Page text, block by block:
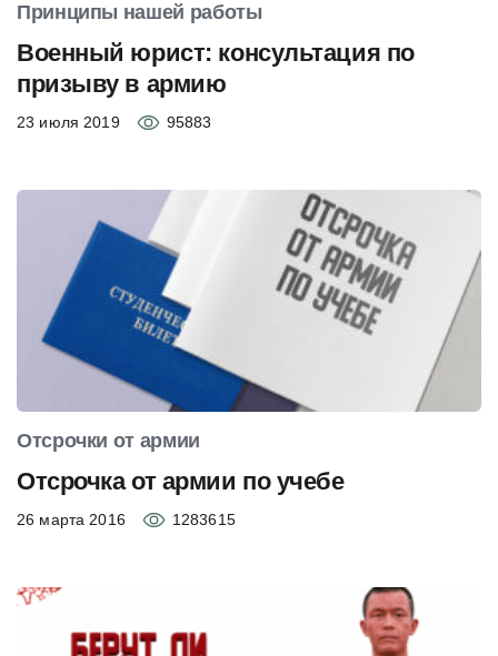
Принципы нашей работы
Военный юрист: консультация по
призыву в армию
23 июля 2019 95883
Отсрочки от армии
Отсрочка от армии по учебе
26 марта 2016 1283615